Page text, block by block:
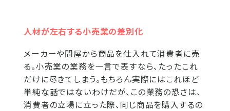
人材が左右する小売業の差別化
メーカーや問屋から商品を仕入れて消費者に売
る。小売業の業務を一言で表すなら、たったこれ
だけに尽きてしまう。もちろん実際にはこれほど
単純な話ではないわけだが、この業務の恐さは、
消費者の立場に立った際、同じ商品を購入するの